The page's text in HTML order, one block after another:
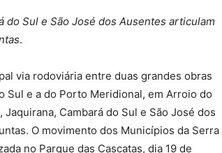
do Sul e São José dos Ausentes articulam
.
via rodoviária entre duas grandes obras
Sul e a do Porto Meridional, em Arroio do
Cambará do Sul e São José dos
O movimento dos Municípios da Serra
no Parque das Cascatas, dia 19 de